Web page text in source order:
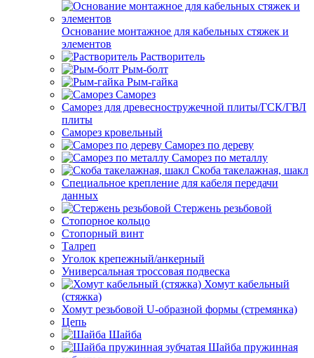
Основание монтажное для кабельных стяжек и
элементов
Растворитель
Рым-болт
Рым-гайка
Саморез
Саморез для древесностружечной плиты/ГСК/ГВЛ
плиты
Саморез кровельный
Саморез по дереву
Саморез по металлу
Скоба такелажная, шакл
Специальное крепление для кабеля передачи
данных
Стержень резьбовой
Стопорное кольцо
Стопорный винт
Талреп
Уголок крепежный/анкерный
Универсальная троссовая подвеска
Хомут кабельный
(стяжка)
Хомут резьбовой U-образной формы (стремянка)
Цепь
Шайба
Шайба пружинная